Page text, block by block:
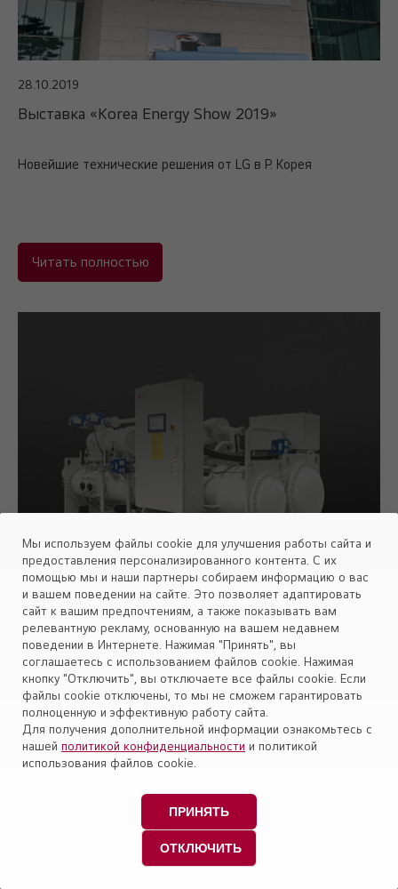
28.10.2019
Выставка «Korea Energy Show 2019»
Новейшие технические решения от LG в Р. Корея
Читать полностью
23.08.2019
Идеальный чиллер с высокими показателями
надежности для современных производств
Новый прорывной концепт чиллера: меньший объем
обслуживания и исключительная энергоэффективность
Читать полностью
Мы используем файлы cookie для улучшения работы сайта и
предоставления персонализированного контента. С их
помощью мы и наши партнеры собираем информацию о вас
и вашем поведении на сайте. Это позволяет адаптировать
сайт к вашим предпочтениям, а также показывать вам
релевантную рекламу, основанную на вашем недавнем
поведении в Интернете. Нажимая "Принять", вы
соглашаетесь с использованием файлов cookie. Нажимая
кнопку "Отключить", вы отключаете все файлы cookie. Если
файлы cookie отключены, то мы не сможем гарантировать
полноценную и эффективную работу сайта.
Для получения дополнительной информации ознакомьтесь с
нашей политикой конфиденциальности и политикой
использования файлов cookie.
ПРИНЯТЬ
ОТКЛЮЧИТЬ